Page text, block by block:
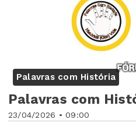
Palavras com História
23/04/2026 • 09:00
Palavras com